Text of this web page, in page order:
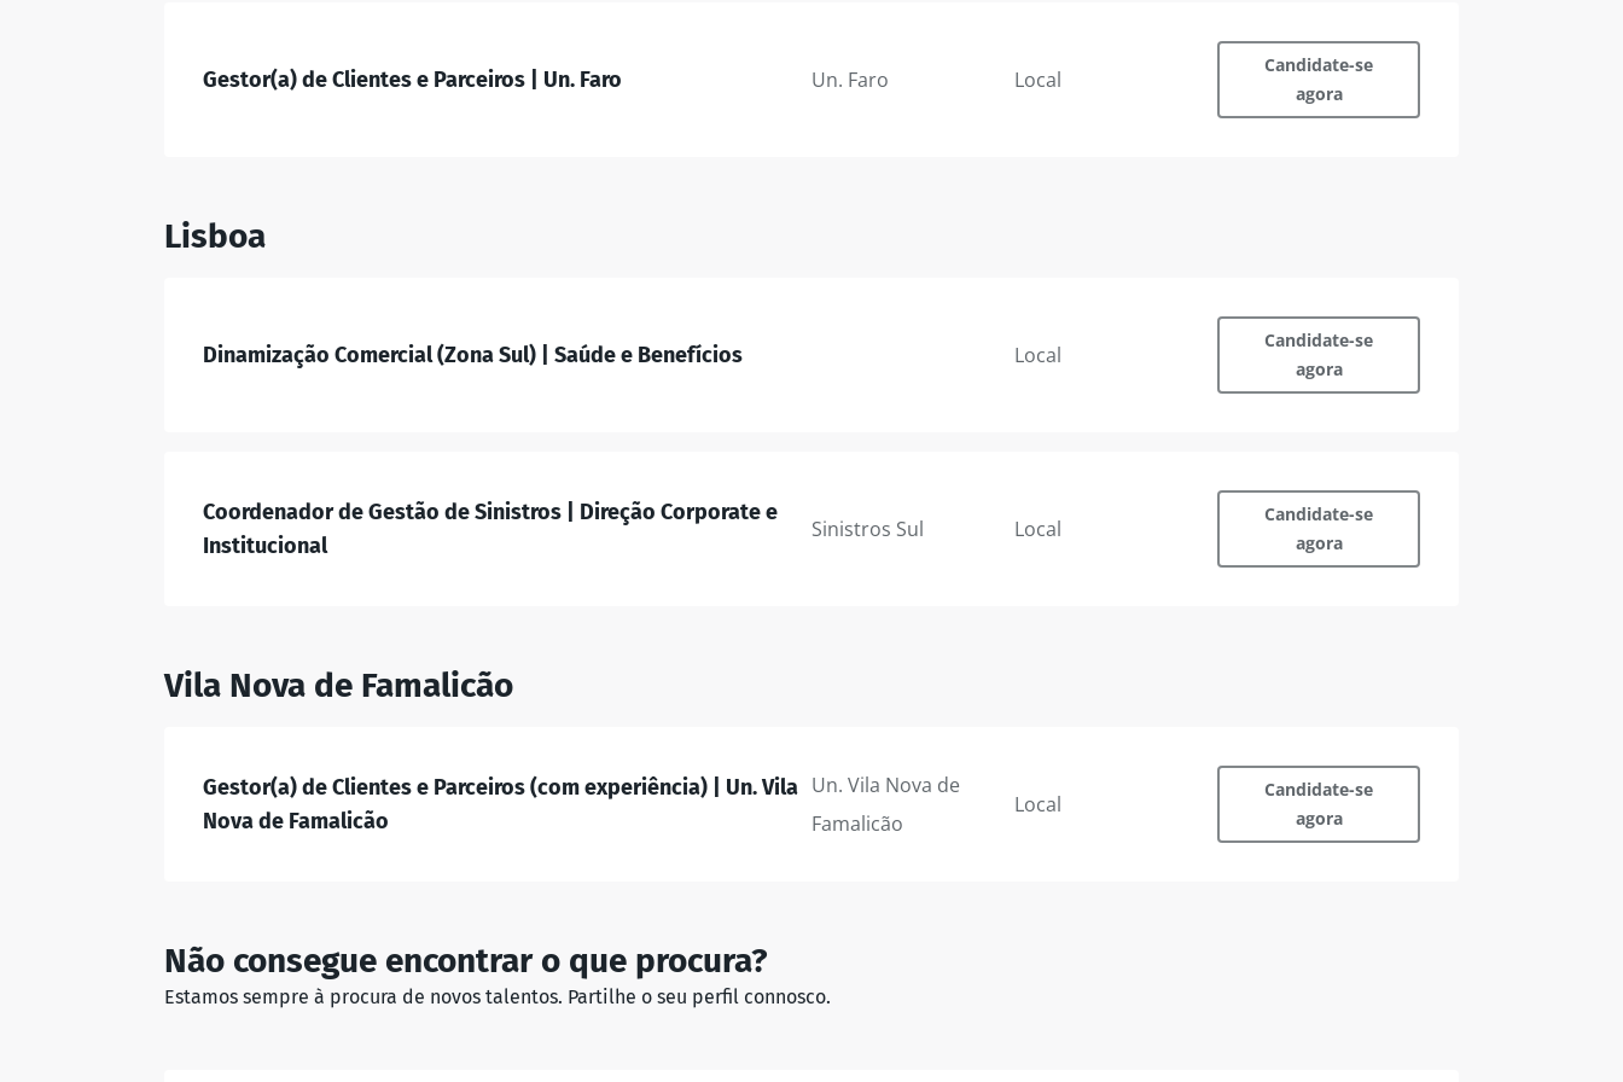
Gestor(a) de Clientes e Parceiros | Un. Faro Un. Faro Local
Candidate-se
agora
Lisboa
Dinamização Comercial (Zona Sul) | Saúde e Benefícios Local
Candidate-se
agora
Coordenador de Gestão de Sinistros | Direção Corporate e
Institucional
Sinistros Sul Local
Candidate-se
agora
Vila Nova de Famalicão
Gestor(a) de Clientes e Parceiros (com experiência) | Un. Vila
Nova de Famalicão
Un. Vila Nova de
Famalicão
Local
Candidate-se
agora
Não consegue encontrar o que procura?
Estamos sempre à procura de novos talentos. Partilhe o seu perfil connosco.